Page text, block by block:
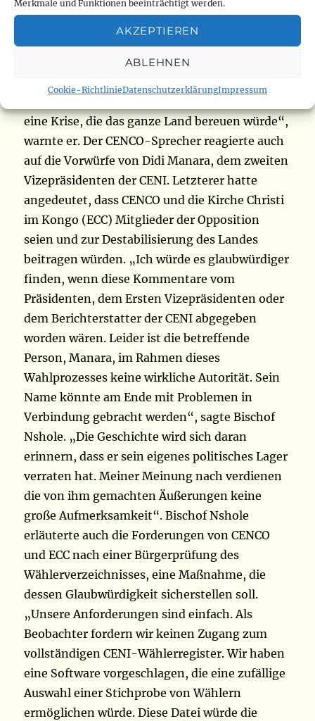
Merkmale und Funktionen beeinträchtigt werden.
AKZEPTIEREN
ABLEHNEN
Cookie-RichtlinieDatenschutzerklärungImpressum
Wahlen teilzunehmen. Wir sind bestrebt, sie
Klima des Misstrauens stattfinden, würde es
mich nicht wundern, wenn wir nach den
eine Krise, die das ganze Land bereuen würde“,
warnte er. Der CENCO-Sprecher reagierte auch
auf die Vorwürfe von Didi Manara, dem zweiten
Vizepräsidenten der CENI. Letzterer hatte
angedeutet, dass CENCO und die Kirche Christi
im Kongo (ECC) Mitglieder der Opposition
seien und zur Destabilisierung des Landes
beitragen würden. „Ich würde es glaubwürdiger
finden, wenn diese Kommentare vom
Präsidenten, dem Ersten Vizepräsidenten oder
dem Berichterstatter der CENI abgegeben
worden wären. Leider ist die betreffende
Person, Manara, im Rahmen dieses
Wahlprozesses keine wirkliche Autorität. Sein
Name könnte am Ende mit Problemen in
Verbindung gebracht werden“, sagte Bischof
Nshole. „Die Geschichte wird sich daran
erinnern, dass er sein eigenes politisches Lager
verraten hat. Meiner Meinung nach verdienen
die von ihm gemachten Äußerungen keine
große Aufmerksamkeit“. Bischof Nshole
erläuterte auch die Forderungen von CENCO
und ECC nach einer Bürgerprüfung des
Wählerverzeichnisses, eine Maßnahme, die
dessen Glaubwürdigkeit sicherstellen soll.
„Unsere Anforderungen sind einfach. Als
Beobachter fordern wir keinen Zugang zum
vollständigen CENI-Wählerregister. Wir haben
eine Software vorgeschlagen, die eine zufällige
Auswahl einer Stichprobe von Wählern
ermöglichen würde. Diese Datei würde die